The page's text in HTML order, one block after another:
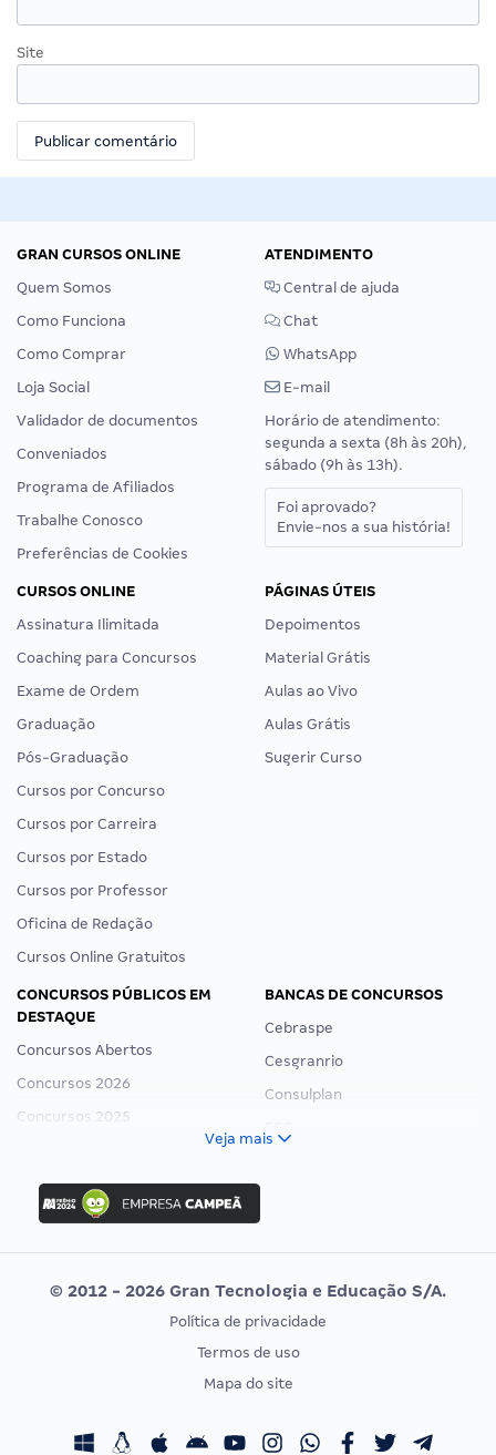
Site
GRAN CURSOS ONLINE
Quem Somos
Como Funciona
Como Comprar
Loja Social
Validador de documentos
Conveniados
Programa de Afiliados
Trabalhe Conosco
Preferências de Cookies
ATENDIMENTO
Central de ajuda
Chat
WhatsApp
E-mail
Horário de atendimento:
segunda a sexta (8h às 20h),
sábado (9h às 13h).
Foi aprovado?
Envie-nos a sua história!
CURSOS ONLINE
Assinatura Ilimitada
Coaching para Concursos
Exame de Ordem
Graduação
Pós-Graduação
Cursos por Concurso
Cursos por Carreira
Cursos por Estado
Cursos por Professor
Oficina de Redação
Cursos Online Gratuitos
PÁGINAS ÚTEIS
Depoimentos
Material Grátis
Aulas ao Vivo
Aulas Grátis
Sugerir Curso
CONCURSOS PÚBLICOS EM
DESTAQUE
Concursos Abertos
Concursos 2026
Concursos 2025
Concurso Ibama
Concurso MPU
Editais publicados
BANCAS DE CONCURSOS
Cebraspe
Cesgranrio
Consulplan
Vunesp
CONCURSOS POR PROFISSÃO
Concursos Fiscais
EXAME DE ORDEM
Calendário OAB
Veja mais
© 2012 - 2026 Gran Tecnologia e Educação S/A.
Política de privacidade
Termos de uso
Mapa do site